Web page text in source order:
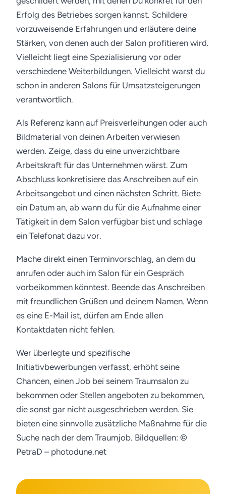
Erfolg des Betriebes sorgen kannst. Schildere
vorzuweisende Erfahrungen und erläutere deine
Stärken, von denen auch der Salon profitieren wird.
Vielleicht liegt eine Spezialisierung vor oder
verschiedene Weiterbildungen. Vielleicht warst du
schon in anderen Salons für Umsatzsteigerungen
verantwortlich.
Als Referenz kann auf Preisverleihungen oder auch
Bildmaterial von deinen Arbeiten verwiesen
werden. Zeige, dass du eine unverzichtbare
Arbeitskraft für das Unternehmen wärst. Zum
Abschluss konkretisiere das Anschreiben auf ein
Arbeitsangebot und einen nächsten Schritt. Biete
ein Datum an, ab wann du für die Aufnahme einer
Tätigkeit in dem Salon verfügbar bist und schlage
ein Telefonat dazu vor.
Mache direkt einen Terminvorschlag, an dem du
anrufen oder auch im Salon für ein Gespräch
vorbeikommen könntest. Beende das Anschreiben
mit freundlichen Grüßen und deinem Namen. Wenn
es eine E-Mail ist, dürfen am Ende allen
Kontaktdaten nicht fehlen.
Wer überlegte und spezifische
Initiativbewerbungen verfasst, erhöht seine
Chancen, einen Job bei seinem Traumsalon zu
bekommen oder Stellen angeboten zu bekommen,
die sonst gar nicht ausgeschrieben werden. Sie
bieten eine sinnvolle zusätzliche Maßnahme für die
Suche nach der dem Traumjob. Bildquellen: ©
PetraD – photodune.net